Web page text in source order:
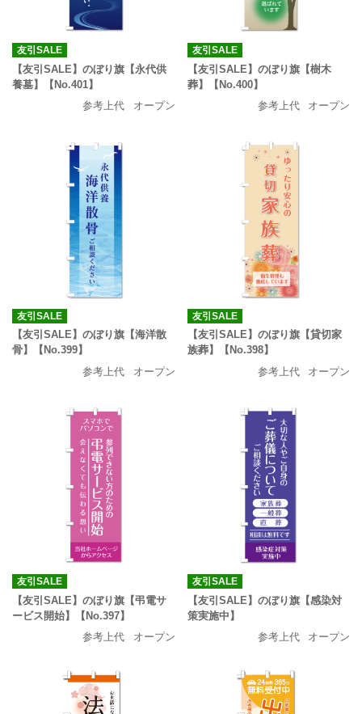
友引SALE
【友引SALE】のぼり旗【永代供
養墓】【No.401】
参考上代
オープン
友引SALE
【友引SALE】のぼり旗【樹木
葬】【No.400】
参考上代
オープン
友引SALE
【友引SALE】のぼり旗【海洋散
骨】【No.399】
参考上代
オープン
友引SALE
【友引SALE】のぼり旗【貸切家
族葬】【No.398】
参考上代
オープン
友引SALE
【友引SALE】のぼり旗【弔電サ
ービス開始】【No.397】
参考上代
オープン
友引SALE
【友引SALE】のぼり旗【感染対
策実施中】
参考上代
オープン